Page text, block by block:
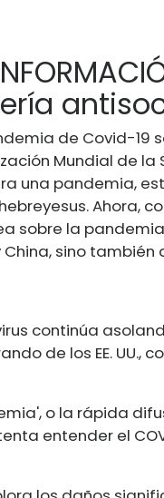
de Covid-19
Mundial de
una pandemia,
Ahora,
sobre la
sino
continúa
de los EE. UU.,
o la rápida
entender el